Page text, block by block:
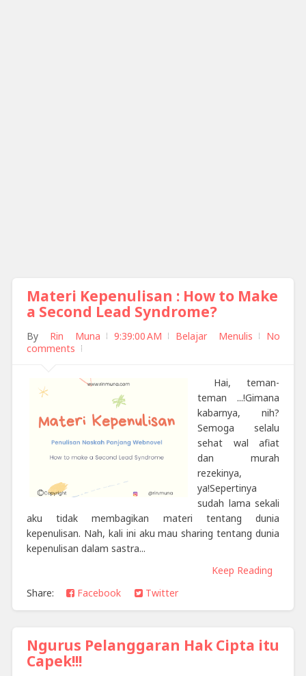
Materi Kepenulisan : How to Make
a Second Lead Syndrome?
By Rin Muna 9:39:00 AM Belajar Menulis
No
comments
Hai, teman-
teman ...!Gimana
kabarnya, nih?
Semoga selalu
sehat wal afiat
dan murah
rezekinya,
ya!Sepertinya
sudah lama sekali
aku tidak membagikan materi tentang dunia
kepenulisan. Nah, kali ini aku mau sharing tentang dunia
kepenulisan dalam sastra...
Keep Reading
Share:
Facebook Twitter
Ngurus Pelanggaran Hak Cipta itu
Capek!!!